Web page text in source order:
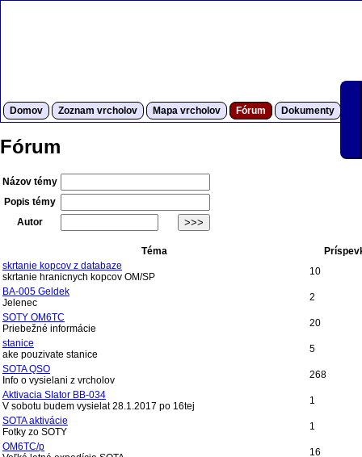
Domov Zoznam vrcholov Mapa vrcholov Fórum Dokumenty
Fórum
Názov témy
Popis témy
Autor
Téma
skrtanie kopcov z databaze
skrtanie hranicnych kopcov OM/SP
10
BA-005 Geldek
Jelenec
2
SOTY OM6TC
Priebežné informácie
20
stanice
ake pouzivate stanice
5
SOTA QSO
Info o vysielani z vrcholov
268
Aktivacia SIator BB-034
V sobotu budem vysielat 28.1.2017 po 16tej
1
SOTA aktivácie
Fotky zo SOTY
1
OM6TC/p
16